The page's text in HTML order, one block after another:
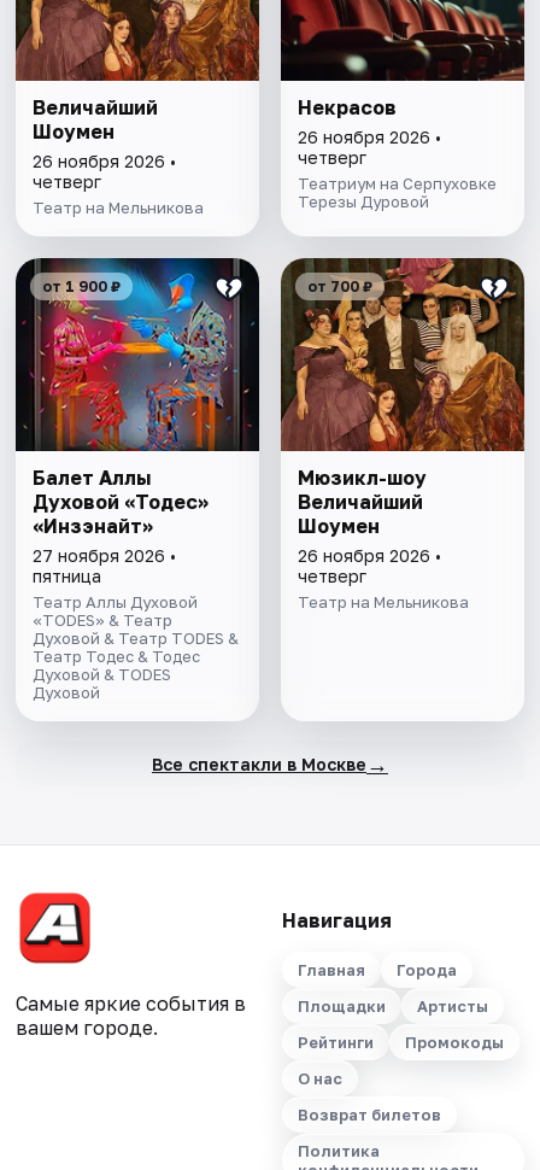
Величайший
Шоумен
26 ноября 2026 •
четверг
Театр на Мельникова
Некрасов
26 ноября 2026 •
четверг
Театриум на Серпуховке
Терезы Дуровой
от 1 900 ₽
Балет Аллы
Духовой «Тодес»
«Инзэнайт»
27 ноября 2026 •
пятница
Театр Аллы Духовой
«TODES» & Театр
Духовой & Театр TODES &
Театр Тодес & Тодес
Духовой & TODES
Духовой
от 700 ₽
Мюзикл-шоу
Величайший
Шоумен
26 ноября 2026 •
четверг
Театр на Мельникова
Все спектакли в Москве →
Самые яркие события в
вашем городе.
Навигация
Главная
Города
Площадки
Артисты
Рейтинги
Промокоды
О нас
Возврат билетов
Политика